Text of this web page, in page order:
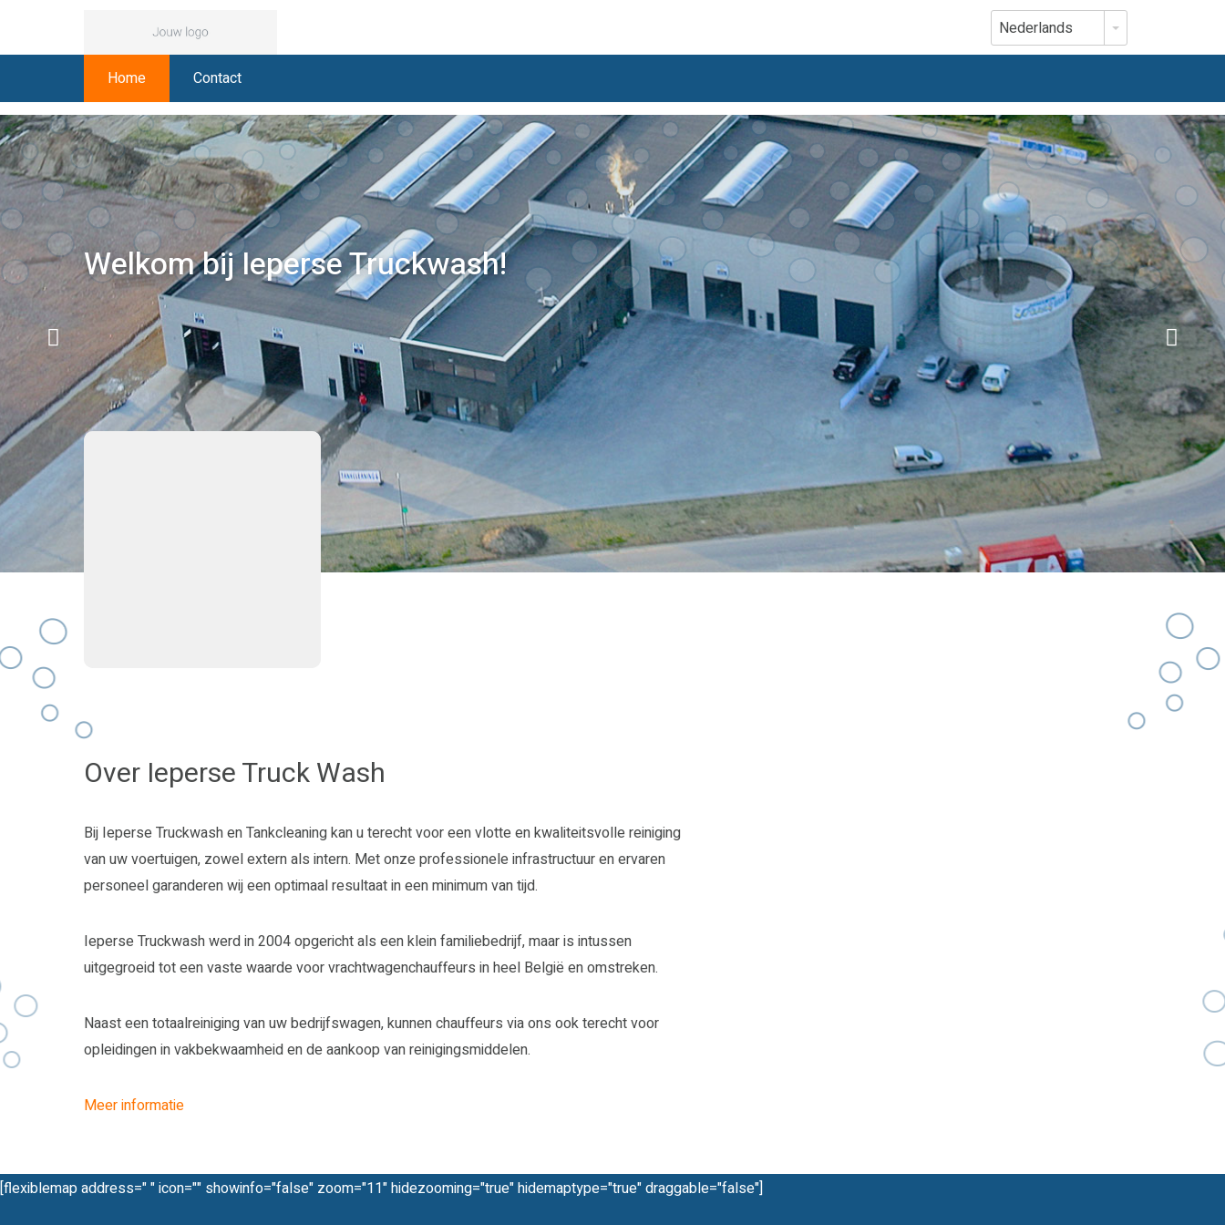
Nederlands
Home Contact
Welkom bij Ieperse Truckwash!
Over Ieperse Truck Wash
Bij Ieperse Truckwash en Tankcleaning kan u terecht voor een vlotte en kwaliteitsvolle reiniging
van uw voertuigen, zowel extern als intern. Met onze professionele infrastructuur en ervaren
personeel garanderen wij een optimaal resultaat in een minimum van tijd.
Ieperse Truckwash werd in 2004 opgericht als een klein familiebedrijf, maar is intussen
uitgegroeid tot een vaste waarde voor vrachtwagenchauffeurs in heel België en omstreken.
Naast een totaalreiniging van uw bedrijfswagen, kunnen chauffeurs via ons ook terecht voor
opleidingen in vakbekwaamheid en de aankoop van reinigingsmiddelen.
Meer informatie
[flexiblemap address=" " icon="" showinfo="false" zoom="11" hidezooming="true" hidemaptype="true" draggable="false"]